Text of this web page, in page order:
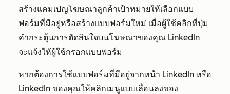
สร้างแคมเปญโฆษณาลูกค้าเป้าหมายให้เลือกแบบ
ฟอร์มที่มีอยู่หรือสร้างแบบฟอร์มใหม่ เมื่อผู้ใช้คลิกที่ปุ่ม
คำกระตุ้นการตัดสินใจบนโฆษณาของคุณ LinkedIn
จะแจ้งให้ผู้ใช้กรอกแบบฟอร์ม
หากต้องการใช้แบบฟอร์มที่มีอยู่จากหน้า LinkedIn หรือ
LinkedIn ของคุณให้คลิกเมนูแบบเลื่อนลงของ